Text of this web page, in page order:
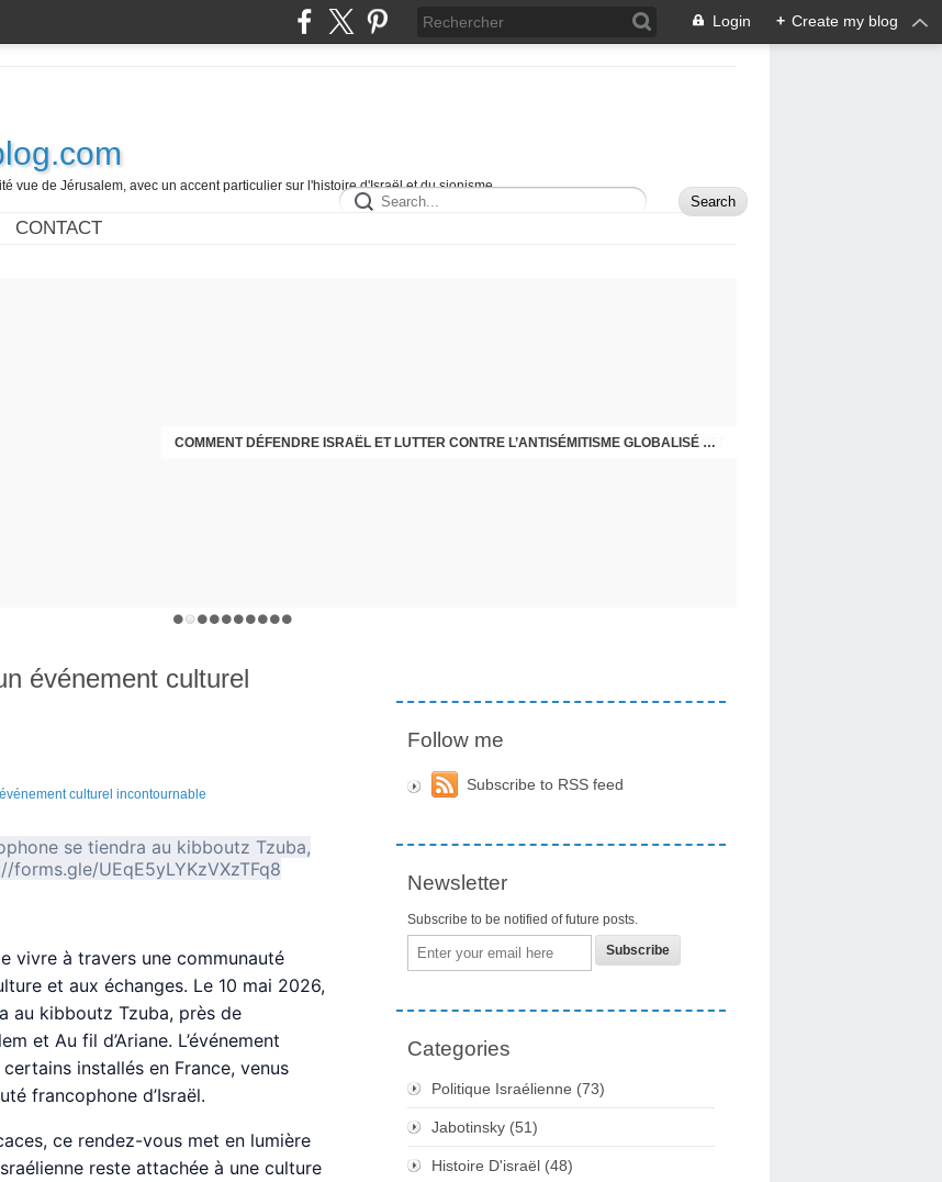
Login + Create my blog
vue de Jérusalem, avec un accent particulier sur l'histoire d'Israël et du sionisme.
CONTACT
COMMENT DÉFENDRE ISRAËL ET LUTTER CONTRE L’ANTISÉMITISME GLOBALISÉ À L’ÈRE DES RÉSEAUX SOCIAUX?
RAPPEL - MON BLOG A DÉMÉNAGÉ!
événement culturel
se tiendra au kibboutz Tzuba,
forms.gle/UEqE5yLYKzVXzTFq8
vivre à travers une communauté
et aux échanges. Le 10 mai 2026,
au kibboutz Tzuba, près de
et Au fil d’Ariane. L’événement
installés en France, venus
francophone d’Israël.
ce rendez-vous met en lumière
reste attachée à une culture
Follow me
Subscribe to RSS feed
Newsletter
Subscribe to be notified of future posts.
Email
Categories
Politique Israélienne (73)
Jabotinsky (51)
Histoire D'israël (48)